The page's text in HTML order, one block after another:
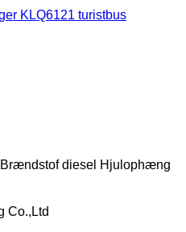
KLQ6121 turistbus
Brændstof diesel Hjulophæng
Co.,Ltd